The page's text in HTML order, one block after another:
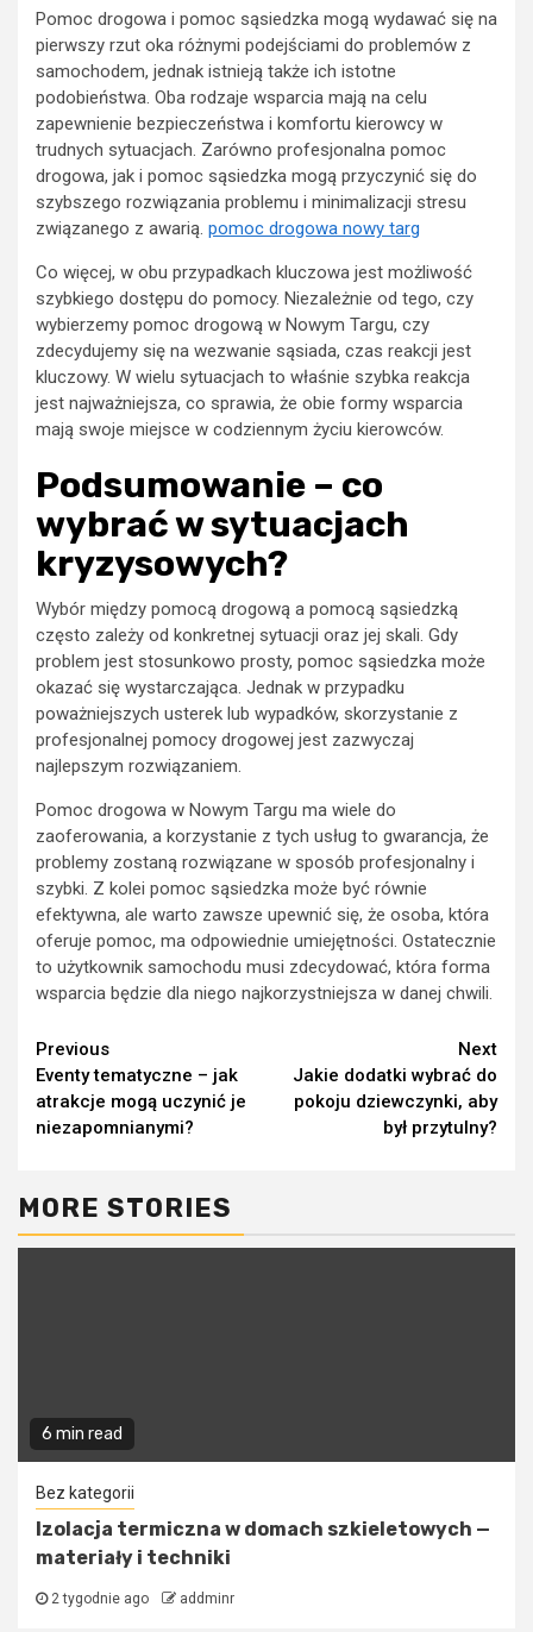
Pomoc drogowa i pomoc sąsiedzka mogą wydawać się na
pierwszy rzut oka różnymi podejściami do problemów z
samochodem, jednak istnieją także ich istotne
podobieństwa. Oba rodzaje wsparcia mają na celu
zapewnienie bezpieczeństwa i komfortu kierowcy w
trudnych sytuacjach. Zarówno profesjonalna pomoc
drogowa, jak i pomoc sąsiedzka mogą przyczynić się do
szybszego rozwiązania problemu i minimalizacji stresu
związanego z awarią. pomoc drogowa nowy targ
Co więcej, w obu przypadkach kluczowa jest możliwość
szybkiego dostępu do pomocy. Niezależnie od tego, czy
wybierzemy pomoc drogową w Nowym Targu, czy
zdecydujemy się na wezwanie sąsiada, czas reakcji jest
kluczowy. W wielu sytuacjach to właśnie szybka reakcja
jest najważniejsza, co sprawia, że obie formy wsparcia
mają swoje miejsce w codziennym życiu kierowców.
Podsumowanie – co
wybrać w sytuacjach
kryzysowych?
Wybór między pomocą drogową a pomocą sąsiedzką
często zależy od konkretnej sytuacji oraz jej skali. Gdy
problem jest stosunkowo prosty, pomoc sąsiedzka może
okazać się wystarczająca. Jednak w przypadku
poważniejszych usterek lub wypadków, skorzystanie z
profesjonalnej pomocy drogowej jest zazwyczaj
najlepszym rozwiązaniem.
Pomoc drogowa w Nowym Targu ma wiele do
zaoferowania, a korzystanie z tych usług to gwarancja, że
problemy zostaną rozwiązane w sposób profesjonalny i
szybki. Z kolei pomoc sąsiedzka może być równie
efektywna, ale warto zawsze upewnić się, że osoba, która
oferuje pomoc, ma odpowiednie umiejętności. Ostatecznie
to użytkownik samochodu musi zdecydować, która forma
wsparcia będzie dla niego najkorzystniejsza w danej chwili.
Continue
Reading
Previous
Eventy tematyczne – jak
atrakcje mogą uczynić je
niezapomnianymi?
Next
Jakie dodatki wybrać do
pokoju dziewczynki, aby
był przytulny?
MORE STORIES
6 min read
Bez kategorii
Izolacja termiczna w domach szkieletowych —
materiały i techniki
2 tygodnie ago addminr